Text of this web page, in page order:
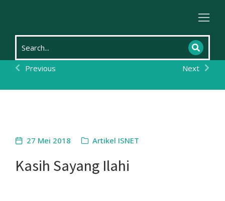
You are here:
Previous Next
27 Mei 2018 Artikel ISNET
Kasih Sayang Ilahi